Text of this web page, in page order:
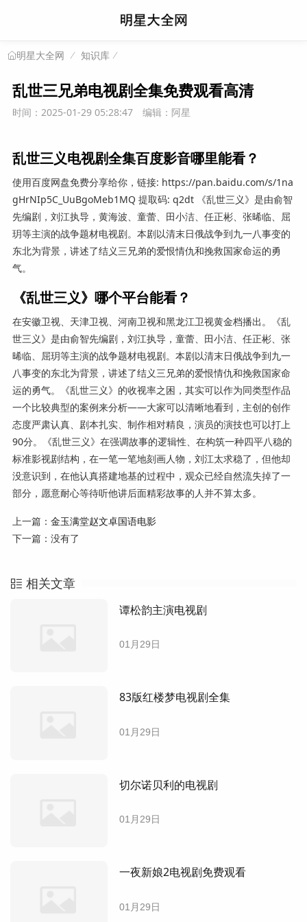
明星大全网 知识库
乱世三兄弟电视剧全集免费观看高清
时间：2025-01-29 05:28:47 编辑：阿星
乱世三义电视剧全集百度影音哪里能看？
使用百度网盘免费分享给你，链接: https://pan.baidu.com/s/1na
gHrNIp5C_UuBgoMeb1MQ 提取码: q2dt 《乱世三义》是由俞智
先编剧，刘江执导，黄海波、童蕾、田小洁、任正彬、张晞临、屈
玥等主演的战争题材电视剧。本剧以清末日俄战争到九一八事变的
东北为背景，讲述了结义三兄弟的爱恨情仇和挽救国家命运的勇
气。
《乱世三义》哪个平台能看？
在安徽卫视、天津卫视、河南卫视和黑龙江卫视黄金档播出。《乱
世三义》是由俞智先编剧，刘江执导，童蕾、田小洁、任正彬、张
晞临、屈玥等主演的战争题材电视剧。本剧以清末日俄战争到九一
八事变的东北为背景，讲述了结义三兄弟的爱恨情仇和挽救国家命
运的勇气。《乱世三义》的收视率之困，其实可以作为同类型作品
一个比较典型的案例来分析——大家可以清晰地看到，主创的创作
态度严肃认真、剧本扎实、制作相对精良，演员的演技也可以打上
90分。《乱世三义》在强调故事的逻辑性、在构筑一种四平八稳的
标准影视剧结构，在一笔一笔地刻画人物，刘江太求稳了，但他却
没意识到，在他认真搭建地基的过程中，观众已经自然流失掉了一
部分，愿意耐心等待听他讲后面精彩故事的人并不算太多。
上一篇： 金玉满堂赵文卓国语电影
下一篇：没有了
相关文章
谭松韵主演电视剧
01月29日
83版红楼梦电视剧全集
01月29日
切尔诺贝利的电视剧
01月29日
一夜新娘2电视剧免费观看
01月29日